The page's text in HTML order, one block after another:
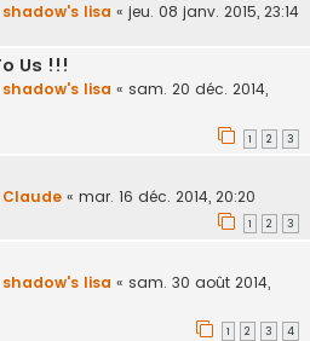
shadow's lisa « jeu. 08 janv. 2015, 23:14
Us !!!
shadow's lisa « sam. 20 déc. 2014,
1 2 3
Claude « mar. 16 déc. 2014, 20:20
1 2 3
shadow's lisa « sam. 30 août 2014,
1 2 3 4